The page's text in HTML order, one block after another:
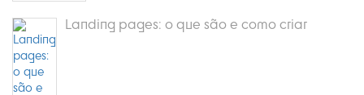
Landing pages: o que são e como criar